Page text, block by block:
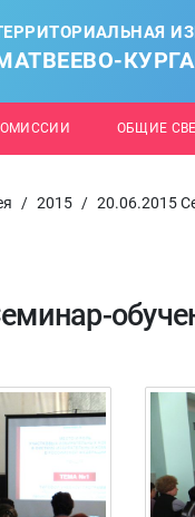
ОБЩИЕ
/ 2015 / 20.06.2015